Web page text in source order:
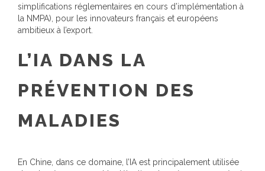
simplifications réglementaires en cours d’implémentation à
la NMPA), pour les innovateurs français et européens
ambitieux à l’export.
L’IA DANS LA
PRÉVENTION DES
MALADIES
En Chine, dans ce domaine, l’IA est principalement utilisée